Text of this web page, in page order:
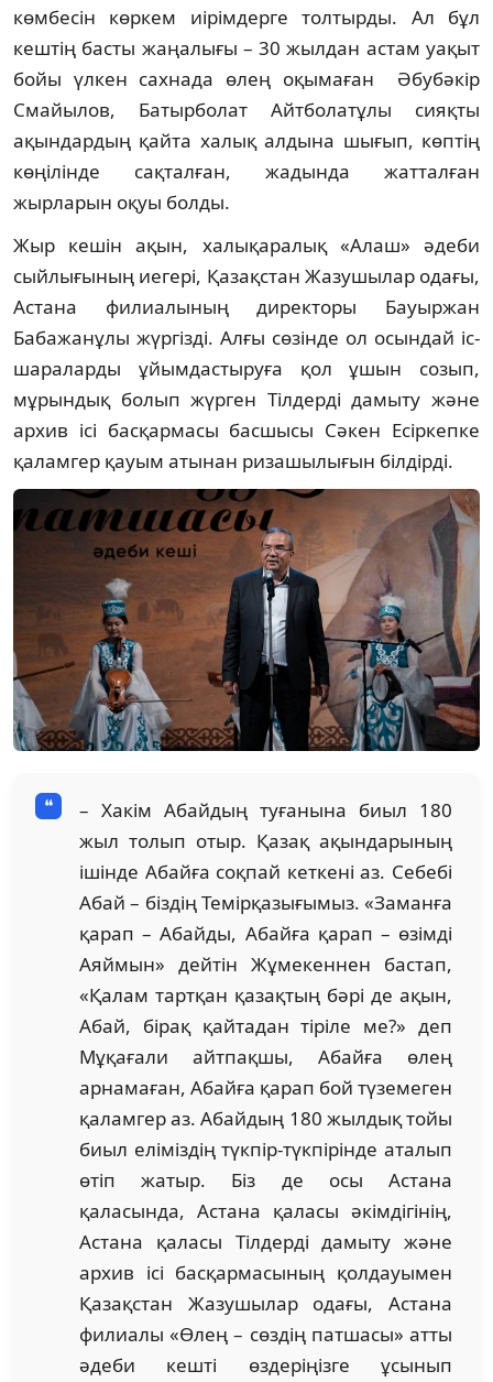
көмбесін көркем иірімдерге толтырды. Ал бұл
кештің басты жаңалығы – 30 жылдан астам уақыт
бойы үлкен сахнада өлең оқымаған Әбубәкір
Смайылов, Батырболат Айтболатұлы сияқты
ақындардың қайта халық алдына шығып, көптің
көңілінде сақталған, жадында жатталған
жырларын оқуы болды.
Жыр кешін ақын, халықаралық «Алаш» әдеби
сыйлығының иегері, Қазақстан Жазушылар одағы,
Астана филиалының директоры Бауыржан
Бабажанұлы жүргізді. Алғы сөзінде ол осындай іс-
шараларды ұйымдастыруға қол ұшын созып,
мұрындық болып жүрген Тілдерді дамыту және
архив ісі басқармасы басшысы Сәкен Есіркепке
қаламгер қауым атынан ризашылығын білдірді.
– Хакім Абайдың туғанына биыл 180
жыл толып отыр. Қазақ ақындарының
ішінде Абайға соқпай кеткені аз. Себебі
Абай – біздің Темірқазығымыз. «Заманға
қарап – Абайды, Абайға қарап – өзімді
Аяймын» дейтін Жұмекеннен бастап,
«Қалам тартқан қазақтың бәрі де ақын,
Абай, бірақ қайтадан тіріле ме?» деп
Мұқағали айтпақшы, Абайға өлең
арнамаған, Абайға қарап бой түземеген
қаламгер аз. Абайдың 180 жылдық тойы
биыл еліміздің түкпір-түкпірінде аталып
өтіп жатыр. Біз де осы Астана
қаласында, Астана қаласы әкімдігінің,
Астана қаласы Тілдерді дамыту және
архив ісі басқармасының қолдауымен
Қазақстан Жазушылар одағы, Астана
филиалы «Өлең – сөздің патшасы» атты
әдеби кешті өздеріңізге ұсынып